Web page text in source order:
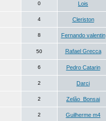
0 Lois
4 Cleriston
8 Fernando valentin
50 Rafael Grecca
6 Pedro Catarin
2 Darci
2 Zelão_Bonsai
2 Guilherme m4